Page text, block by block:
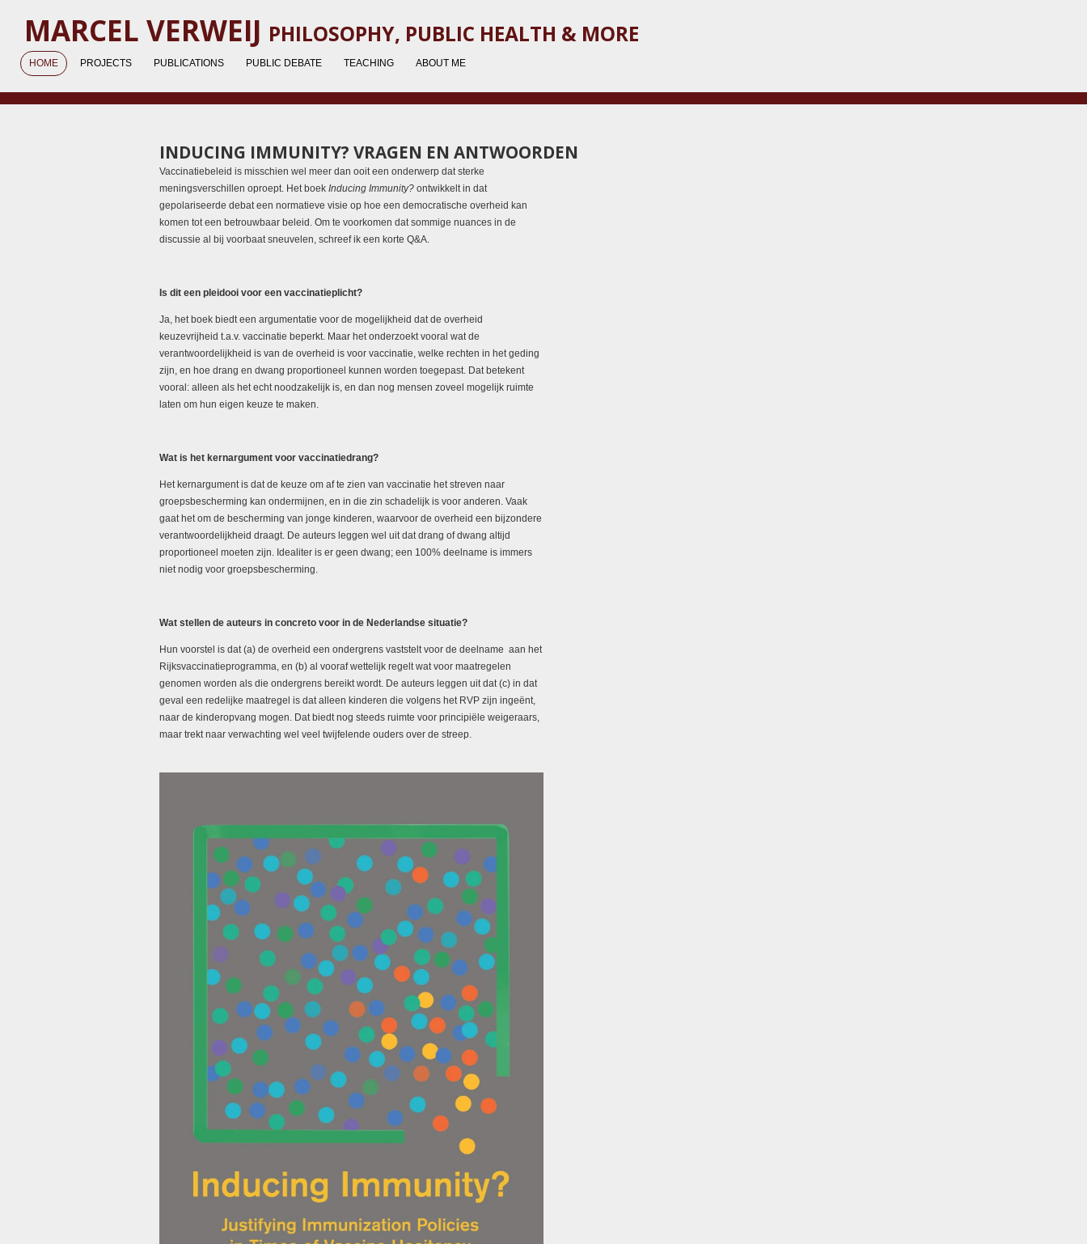
direct
naarMARCEL VERWEIJ PHILOSOPHY, PUBLIC HEALTH & MORE
HOME PROJECTS PUBLICATIONS PUBLIC DEBATE TEACHING ABOUT ME
INDUCING IMMUNITY? VRAGEN EN ANTWOORDEN
Vaccinatiebeleid is misschien wel meer dan ooit een onderwerp dat sterke
meningsverschillen oproept. Het boek Inducing Immunity? ontwikkelt in dat
gepolariseerde debat een normatieve visie op hoe een democratische overheid kan
komen tot een betrouwbaar beleid. Om te voorkomen dat sommige nuances in de
discussie al bij voorbaat sneuvelen, schreef ik een korte Q&A.
Is dit een pleidooi voor een vaccinatieplicht?
Ja, het boek biedt een argumentatie voor de mogelijkheid dat de overheid
keuzevrijheid t.a.v. vaccinatie beperkt. Maar het onderzoekt vooral wat de
verantwoordelijkheid is van de overheid is voor vaccinatie, welke rechten in het geding
zijn, en hoe drang en dwang proportioneel kunnen worden toegepast. Dat betekent
vooral: alleen als het echt noodzakelijk is, en dan nog mensen zoveel mogelijk ruimte
laten om hun eigen keuze te maken.
Wat is het kernargument voor vaccinatiedrang?
Het kernargument is dat de keuze om af te zien van vaccinatie het streven naar
groepsbescherming kan ondermijnen, en in die zin schadelijk is voor anderen. Vaak
gaat het om de bescherming van jonge kinderen, waarvoor de overheid een bijzondere
verantwoordelijkheid draagt. De auteurs leggen wel uit dat drang of dwang altijd
proportioneel moeten zijn. Idealiter is er geen dwang; een 100% deelname is immers
niet nodig voor groepsbescherming.
Wat stellen de auteurs in concreto voor in de Nederlandse situatie?
Hun voorstel is dat (a) de overheid een ondergrens vaststelt voor de deelname aan het
Rijksvaccinatieprogramma, en (b) al vooraf wettelijk regelt wat voor maatregelen
genomen worden als die ondergrens bereikt wordt. De auteurs leggen uit dat (c) in dat
geval een redelijke maatregel is dat alleen kinderen die volgens het RVP zijn ingeënt,
naar de kinderopvang mogen. Dat biedt nog steeds ruimte voor principiële weigeraars,
maar trekt naar verwachting wel veel twijfelende ouders over de streep.